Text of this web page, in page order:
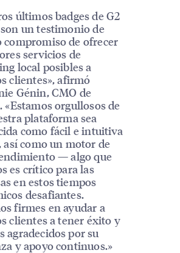
últimos badges de G2
un testimonio de
compromiso de ofrecer
servicios de
local posibles a
clientes», afirmó
Génin, CMO de
«Estamos orgullosos de
plataforma sea
como fácil e intuitiva
así como un motor de
— algo que
es crítico para las
en estos tiempos
desafiantes.
firmes en ayudar a
clientes a tener éxito y
agradecidos por su
y apoyo continuos.»